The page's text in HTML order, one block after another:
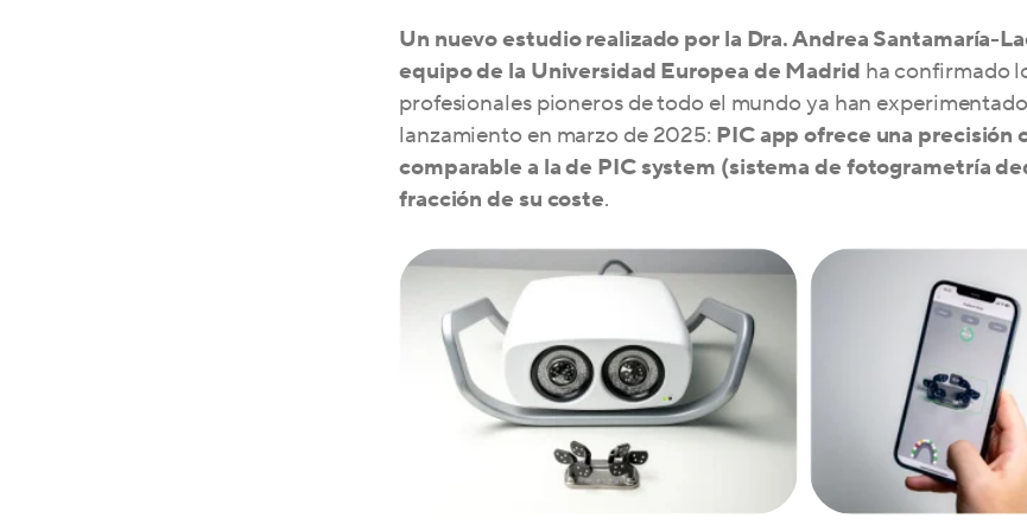
Un nuevo estudio realizado por la Dra. Andrea Santamaría-
equipo de la Universidad Europea de Madrid ha confirmado
profesionales pioneros de todo el mundo ya han
lanzamiento en marzo de 2025: PIC app ofrece una precisión
comparable a la de PIC system (sistema de fotogrametría
fracción de su coste.